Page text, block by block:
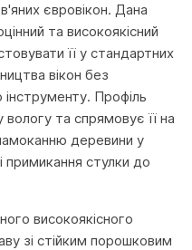
євровікон. Дана
та високоякісний
її у стандартних
вікон без
інструменту. Профіль
та спрямовує її на
деревини у
примикання стулки до
високоякісного
зі стійким порошковим